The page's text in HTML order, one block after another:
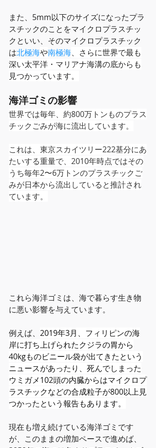
また、5mm以下のサイズになったプラ
スチックのことをマイクロプラスチッ
クといい、そのマイクロプラスチック
は北極海や南極海、さらに世界で最も
深い太平洋・マリアナ海溝の底からも
見つかっています。
海洋ゴミの影響
世界では毎年、約800万トンものプラス
チックごみが海に流出しています。
これは、東京スカイツリー222基分にあ
たいする重量で、2010年時点ではその
うち毎年2〜6万トンのプラスチックご
みが日本から流出していると推計され
ています。
これら海洋ゴミは、海で暮らす生き物
に悪い影響を与えています。
例えば、 2019年3月、フィリピンの海
岸に打ち上げられたクジラの胃から
40kgものビニール袋が出てきたという
ニュースがあったり、死んでしまった
ウミガメ102頭の内臓からはマイクロプ
ラスチックなどの合成粒子が800以上見
つかったという報告もあります。
現在も増え続けている海洋ゴミです
が、このままの増加ペースで進めば、